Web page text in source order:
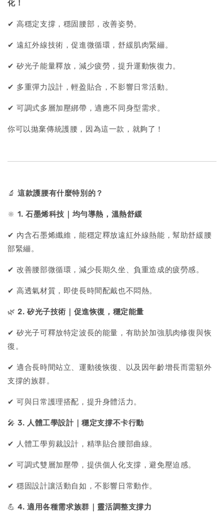
化！
✔ 高穩定支撐，穩固腰部，改善姿勢。
✔ 遠紅外線技術，促進微循環，舒緩肌肉緊繃。
✔ 矽光子能量釋放，減少疲勞，提升運動恢復力。
✔ 多重彈力設計，輕盈貼合，不影響日常活動。
✔ 可調式多層加壓綁帶，適應不同身型需求。
你可以拋棄傳統護腰，因為這一款，就夠了！
🔬這款護腰有什麼特別的？
🔆1. 石墨烯科技｜均勻導熱，溫熱舒緩
✔ 內含石墨烯纖維，能穩定釋放遠紅外線熱能，幫助舒緩腰
部緊繃。
✔ 改善腰部微循環，減少長期久坐、負重造成的疲勞感。
✔ 高透氣材質，即使長時間配戴也不悶熱。
🌿2. 矽光子技術｜促進恢復，穩定能量
✔ 矽光子可釋放特定波長的能量，有助於加強肌肉修復與恢
復。
✔ 適合長時間站立、運動後恢復、以及因年齡增長而需額外
支撐的族群。
✔ 可與日常護理搭配，提升身體活力。
🎤3. 人體工學設計｜穩定支撐不卡行動
✔ 人體工學剪裁設計，精準貼合腰部曲線。
✔ 可調式雙層加壓帶，提供個人化支撐，避免壓迫感。
✔ 穩固設計讓活動自如，不影響日常動作。
💪4. 適用各種需求族群｜靈活調整支撐力